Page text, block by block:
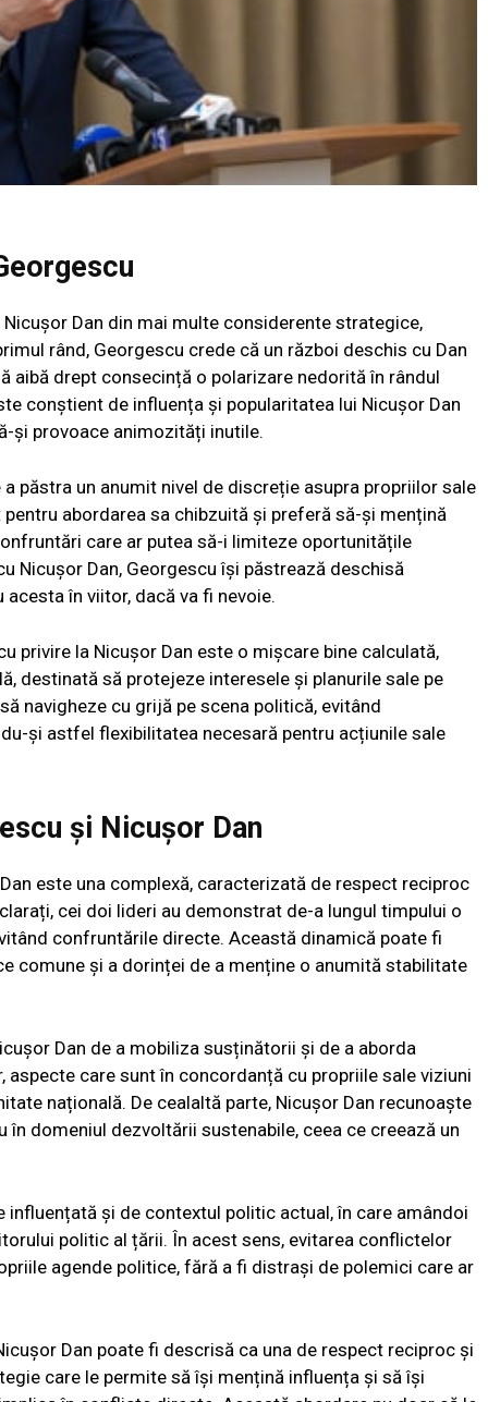
Dan din mai multe considerente strategice,
rând, Georgescu crede că un război deschis cu Dan
aibă drept consecință o polarizare nedorită în rândul
conștient de influența și popularitatea lui Nicușor Dan
și provoace animozități inutile.
păstra un anumit nivel de discreție asupra propriilor sale
abordarea sa chibzuită și preferă să-și mențină
care ar putea să-i limiteze oportunitățile
Nicușor Dan, Georgescu își păstrează deschisă
în viitor, dacă va fi nevoie.
privire la Nicușor Dan este o mișcare bine calculată,
destinată să protejeze interesele și planurile sale pe
navigheze cu grijă pe scena politică, evitând
și astfel flexibilitatea necesară pentru acțiunile sale
și Nicușor Dan
este una complexă, caracterizată de respect reciproc
cei doi lideri au demonstrat de-a lungul timpului o
confruntările directe. Această dinamică poate fi
comune și a dorinței de a menține o anumită stabilitate
Dan de a mobiliza susținătorii și de a aborda
care sunt în concordanță cu propriile sale viziuni
națională. De cealaltă parte, Nicușor Dan recunoaște
în domeniul dezvoltării sustenabile, ceea ce creează un
și de contextul politic actual, în care amândoi
politic al țării. În acest sens, evitarea conflictelor
agende politice, fără a fi distrași de polemici care ar
Dan poate fi descrisă ca una de respect reciproc și
care le permite să își mențină influența și să își